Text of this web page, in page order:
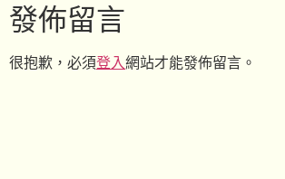
發佈留言
很抱歉，必須登入網站才能發佈留言。